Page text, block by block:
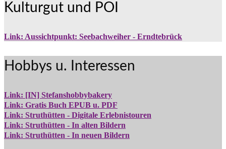
Kulturgut und POI
Link: Aussichtpunkt: Seebachweiher - Erndtebrück
Hobbys u. Interessen
Link: [IN] Stefanshobbybakery
Link: Gratis Buch EPUB u. PDF
Link: Struthütten - Digitale Erlebnistouren
Link: Struthütten - In alten Bildern
Link: Struthütten - In neuen Bildern